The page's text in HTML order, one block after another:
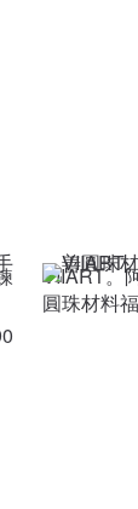
VIIART。
圓珠材料